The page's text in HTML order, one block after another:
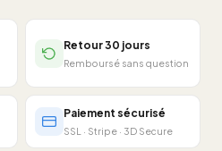
Retour 30 jours
Remboursé sans question
Paiement sécurisé
SSL · Stripe · 3D Secure